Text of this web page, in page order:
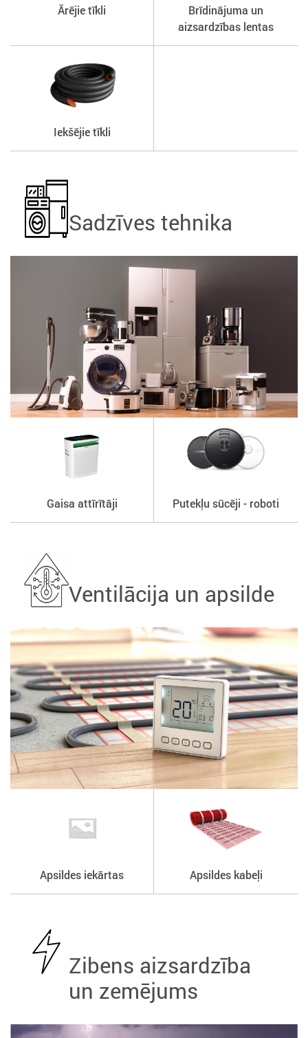
Ārējie tīkli
Brīdinājuma un
aizsardzības lentas
Iekšējie tīkli
Sadzīves tehnika
Gaisa attīrītāji Putekļu sūcēji - roboti
Ventilācija un apsilde
Apsildes iekārtas Apsildes kabeļi
Zibens aizsardzība
un zemējums